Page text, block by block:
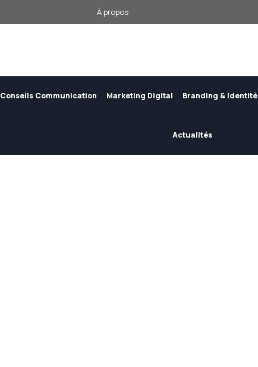
À propos
Conseils Communication Marketing Digital Branding & Identité
Actualités